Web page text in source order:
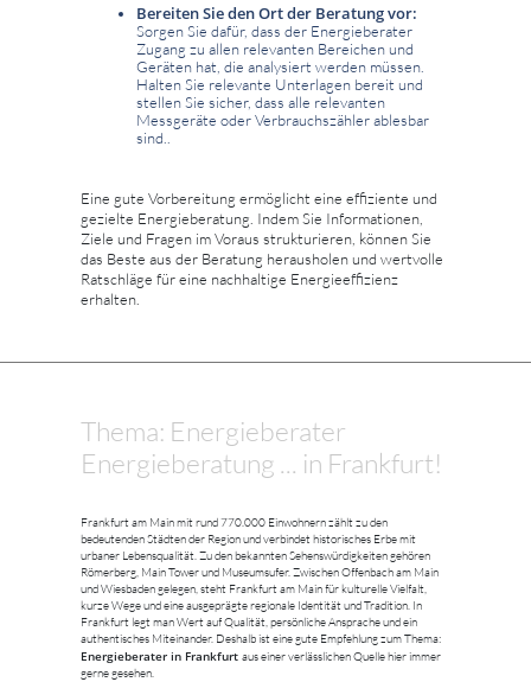
Bereiten Sie den Ort der Beratung vor:
Sorgen Sie dafür, dass der Energieberater
Zugang zu allen relevanten Bereichen und
Geräten hat, die analysiert werden müssen.
Halten Sie relevante Unterlagen bereit und
stellen Sie sicher, dass alle relevanten
Messgeräte oder Verbrauchszähler ablesbar
sind..
Eine gute Vorbereitung ermöglicht eine effiziente und
gezielte Energieberatung. Indem Sie Informationen,
Ziele und Fragen im Voraus strukturieren, können Sie
das Beste aus der Beratung herausholen und wertvolle
Ratschläge für eine nachhaltige Energieeffizienz
erhalten.
Thema: Energieberater
Energieberatung ... in Frankfurt!
Frankfurt am Main mit rund 770.000 Einwohnern zählt zu den
bedeutenden Städten der Region und verbindet historisches Erbe mit
urbaner Lebensqualität. Zu den bekannten Sehenswürdigkeiten gehören
Römerberg, Main Tower und Museumsufer. Zwischen Offenbach am Main
und Wiesbaden gelegen, steht Frankfurt am Main für kulturelle Vielfalt,
kurze Wege und eine ausgeprägte regionale Identität und Tradition. In
Frankfurt legt man Wert auf Qualität, persönliche Ansprache und ein
authentisches Miteinander. Deshalb ist eine gute Empfehlung zum Thema:
Energieberater in Frankfurt aus einer verlässlichen Quelle hier immer
gerne gesehen.